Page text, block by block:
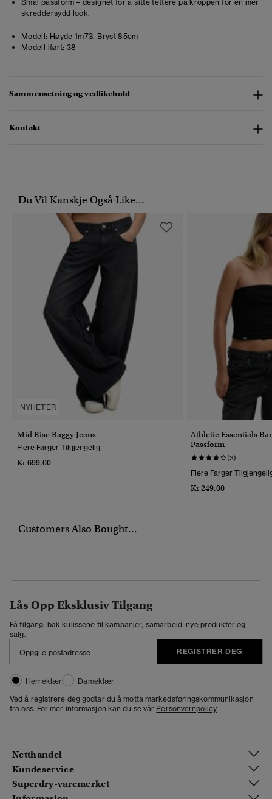
Smal passform – designet for å sitte tettere på kroppen for en mer
skreddersydd look.
Modell: Høyde 1m73. Bryst 85cm
Modell iført: 38
Sammensetning og vedlikehold
Kontakt
Du Vil Kanskje Også Like...
NYHETER
Mid Rise Baggy Jeans
Flere Farger Tilgjengelig
Kr 699,00
Athletic Essentials
Passform
(3)
Flere Farger
Kr 249,00
Customers Also Bought...
Lås Opp Eksklusiv Tilgang
Få tilgang: bak kulissene til kampanjer, samarbeid, nye produkter og
salg.
REGISTRER DEG
Herreklær
Dameklær
Ved å registrere deg godtar du å motta markedsføringskommunikasjon
fra oss. For mer informasjon kan du se vår Personvernpolicy
Netthandel
Kundeservice
Superdry-varemerket